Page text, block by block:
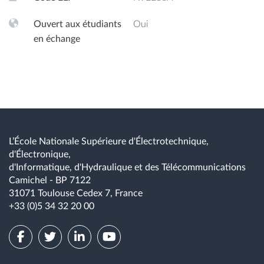
Ouvert aux étudiants
en échange
Oui
L’École Nationale Supérieure d'Électrotechnique,
d'Électronique,
d'Informatique, d'Hydraulique et des Télécommunications
Camichel - BP 7122
31071 Toulouse Cedex 7, France
+33 (0)5 34 32 20 00